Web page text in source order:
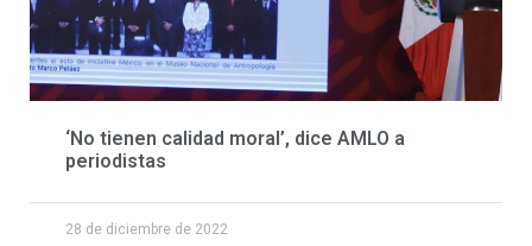
‘No tienen calidad moral’, dice AMLO a
periodistas
28 de diciembre de 2022